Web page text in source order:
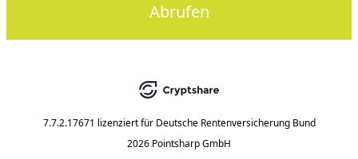
Abrufen
7.7.2.17671 lizenziert für Deutsche Rentenversicherung Bund
2026 Pointsharp GmbH